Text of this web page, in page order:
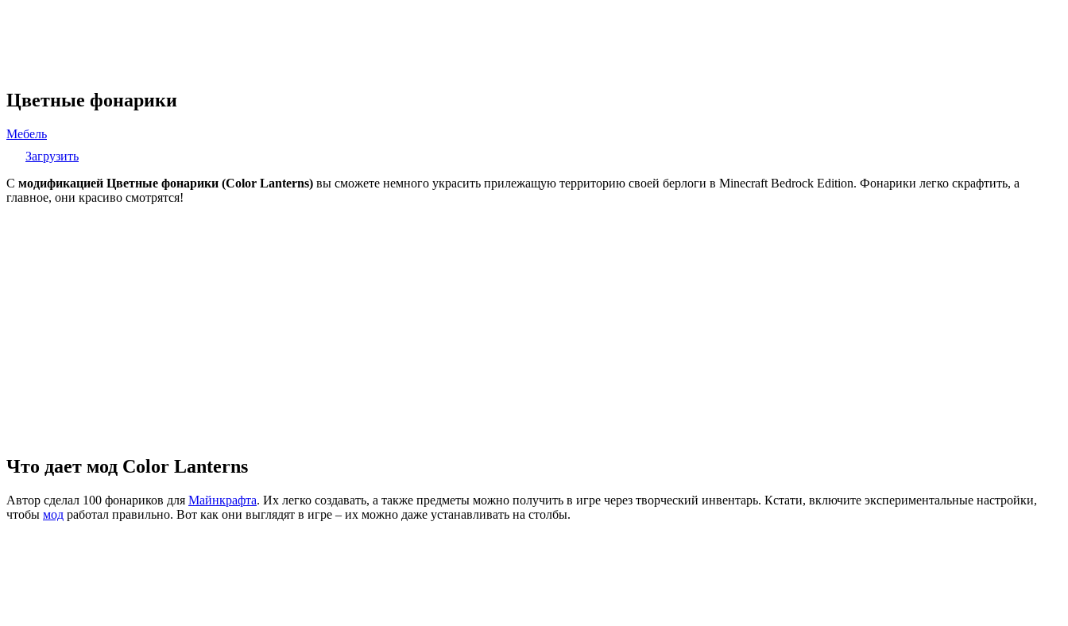
Цветные фонарики
Мебель
Загрузить
С модификацией Цветные фонарики (Color Lanterns) вы сможете немного украсить прилежащую территорию своей берлоги в Minecraft Bedrock Edition. Фонарики легко скрафтить, а
главное, они красиво смотрятся!
Что дает мод Color Lanterns
Автор сделал 100 фонариков для Майнкрафта. Их легко создавать, а также предметы можно получить в игре через творческий инвентарь. Кстати, включите экспериментальные настройки,
чтобы мод работал правильно. Вот как они выглядят в игре – их можно даже устанавливать на столбы.